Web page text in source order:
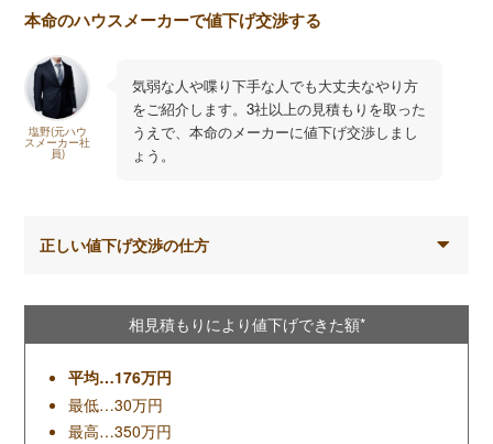
本命のハウスメーカーで値下げ交渉する
塩野(元ハウ
スメーカー社
員)
気弱な人や喋り下手な人でも大丈夫なやり方
をご紹介します。3社以上の見積もりを取った
うえで、本命のメーカーに値下げ交渉しまし
ょう。
正しい値下げ交渉の仕方
相見積もりにより値下げできた額*
平均…176万円
最低…30万円
最高…350万円